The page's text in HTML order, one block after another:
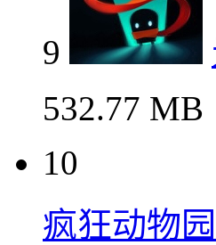
9
532.77 MB
10
疯狂动物